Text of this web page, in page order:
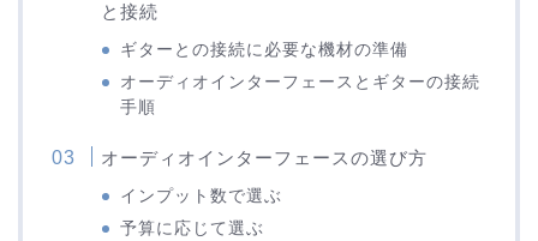
と接続
ギターとの接続に必要な機材の準備
オーディオインターフェースとギターの接続
手順
オーディオインターフェースの選び方
インプット数で選ぶ
予算に応じて選ぶ